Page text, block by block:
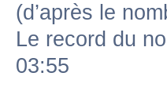
(d’après le
Le record du
03:55